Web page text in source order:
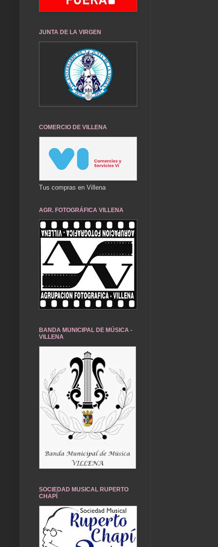
JUNTA DE LA VIRGEN
COMERCIO DE VILLENA
Tus compras en Villena
AGR. FOTOGRÁFICA VILLENA
BANDA MUNICIPAL DE MÚSICA -
VILLENA
SOCIEDAD MUSICAL RUPERTO
CHAPÍ